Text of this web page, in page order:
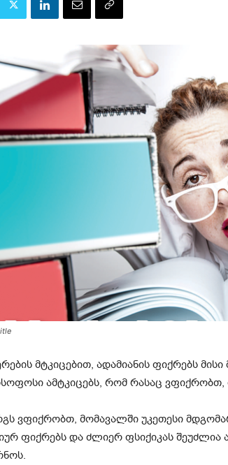
მტკიცებით, ადამიანის ფიქრებს
ამტკიცებს, რომ რასაც ვფიქრობთ,
ვფიქრობთ, მომავალში უკეთესი
ფიქრებს და ძლიერ ფსიქიკას შეუძლია